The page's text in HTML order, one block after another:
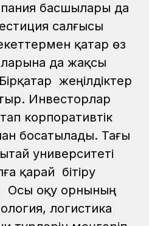
басшылары да
салғысы
қатар өз
да жақсы
жеңілдіктер
Инвесторлар
корпоративтік
босатылады. Тағы
университеті
қарай бітіру
Осы оқу орнының
логистика